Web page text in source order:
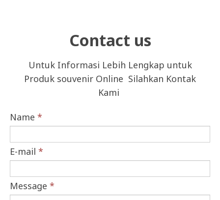
Contact us
Untuk Informasi Lebih Lengkap untuk
Produk souvenir Online Silahkan Kontak
Kami
Name *
E-mail *
Message *